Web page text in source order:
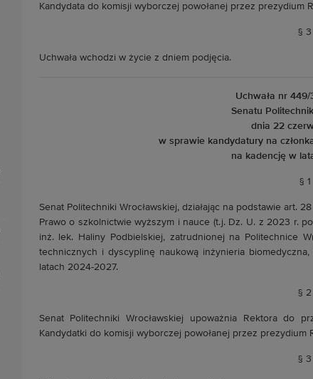
Kandydata do komisji wyborczej powołanej przez prezydium
§ 3
Uchwała wchodzi w życie z dniem podjęcia.
Uchwała nr
Senatu
dnia 22
w sprawie kandydatury na
na kadencję w
§ 1
Senat Politechniki Wrocławskiej, działając na podstawie art.
Prawo o szkolnictwie wyższym i nauce (t.j. Dz. U. z 2023 r.
inż. lek. Haliny Podbielskiej, zatrudnionej na Politechnice
technicznych i dyscyplinę naukową inżynieria
latach 2024-2027.
§ 2
Senat Politechniki Wrocławskiej upoważnia Rektora do
Kandydatki do komisji wyborczej powołanej przez prezydium
§ 3